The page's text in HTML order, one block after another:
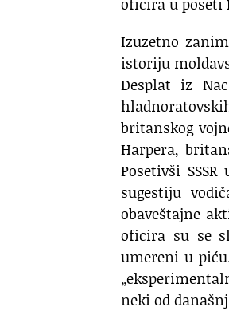
Izuzetno
istoriju
Desplat iz
britanskog
Harpera,
Posetivši
sugestiju
obaveštajne
oficira su se
umereni u
neki od